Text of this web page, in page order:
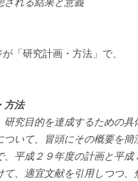
「研究計画・方法」で、
方法
研究目的を達成するための具
ついて、冒頭にその概要を簡
、平成２９年度の計画と平成
て、適宜文献を引用しつつ、